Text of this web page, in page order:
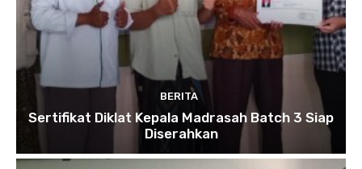
BERITA
Sertifikat Diklat Kepala Madrasah Batch 3 Siap
Diserahkan